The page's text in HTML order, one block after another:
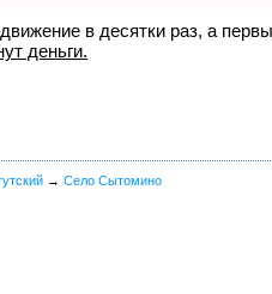
в десятки раз, а
деньги.
→ Село Сытомино